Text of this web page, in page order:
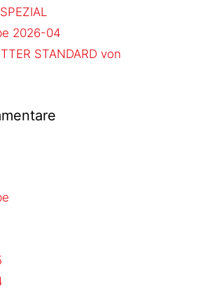
2026-04
STANDARD von